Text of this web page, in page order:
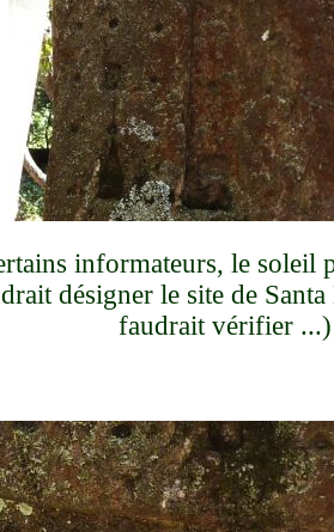
informateurs, le soleil
désigner le site de
faudrait vérifier ...)